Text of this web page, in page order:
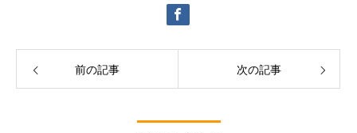
前の記事 次の記事